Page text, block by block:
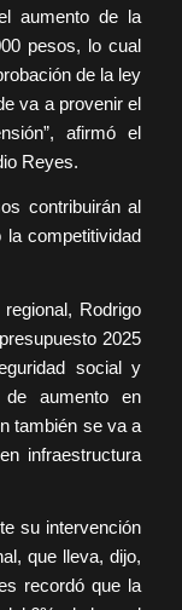
aumento de la
pesos, lo cual
de la ley
va a provenir el
afirmó el
Reyes.
contribuirán al
la competitividad
Rodrigo
2025
social y
aumento en
también se va a
infraestructura
su intervención
que lleva, dijo,
recordó que la